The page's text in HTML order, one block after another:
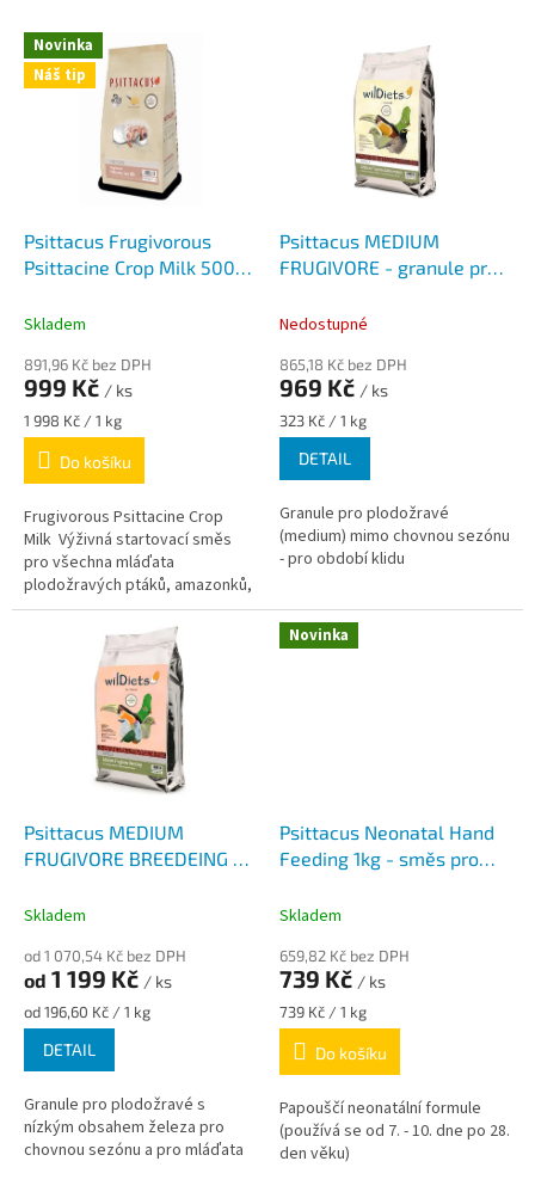
V
p
Novinka
Náš tip
Psittacus Frugivorous
Psittacine Crop Milk 500g
plodožravých ptáků od
Skladem
891,96 Kč bez DPH
999 Kč / ks
Měrná
cena:
1 998 Kč / 1 kg
Do košíku
Frugivorous Psittacine Crop
Milk Výživná startovací směs
pro všechna mláďata
plodožravých ptáků, amazonků,
eklektů a loriů od vylíhnutí až po
7. den života
Psittacus MEDIUM
FRUGIVORE - granule pro
podávání
Nedostupné
865,18 Kč bez DPH
969 Kč / ks
Měrná
cena:
323 Kč / 1 kg
DETAIL
Granule pro plodožravé
(medium) mimo chovnou sezónu
- pro období klidu
Psittacus MEDIUM
FRUGIVORE BREEDEING -
pro chovnou sezónu
Skladem
od 1 070,54 Kč bez DPH
od 1 199 Kč / ks
Měrná
cena:
od 196,60 Kč / 1 kg
DETAIL
Granule pro plodožravé s
nízkým obsahem železa pro
chovnou sezónu a pro mláďata
Novinka
Psittacus Neonatal Hand
Feeding 1kg - směs pro
dne věku
Skladem
659,82 Kč bez DPH
739 Kč / ks
Měrná
cena:
739 Kč / 1 kg
Do košíku
Papouščí neonatální formule
(používá se od 7. - 10. dne po 28.
den věku)